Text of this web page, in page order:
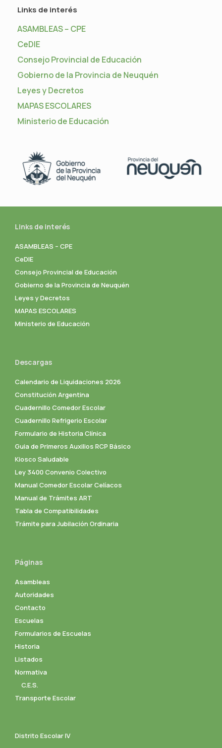
Links de interés
ASAMBLEAS – CPE
CeDIE
Consejo Provincial de Educación
Gobierno de la Provincia de Neuquén
Leyes y Decretos
MAPAS ESCOLARES
Ministerio de Educación
Links de interés
ASAMBLEAS – CPE
CeDIE
Consejo Provincial de Educación
Gobierno de la Provincia de Neuquén
Leyes y Decretos
MAPAS ESCOLARES
Ministerio de Educación
Descargas
Calendario de Liquidaciones 2026
Constitución Argentina
Cuadernillo Comedor Escolar
Cuadernillo Refrigerio Escolar
Formulario de Historia Clínica
Guia de Primeros Auxilios RCP Básico
Kiosco Saludable
Ley 3400 Convenio Colectivo
Manual Comedor Escolar Celíacos
Manual de Trámites ART
Tabla de Compatibilidades
Trámite para Jubilación Ordinaria
Páginas
Asambleas
Autoridades
Contacto
Escuelas
Formularios de Escuelas
Historia
Listados
Normativa
C.E.S.
Transporte Escolar
Distrito Escolar IV